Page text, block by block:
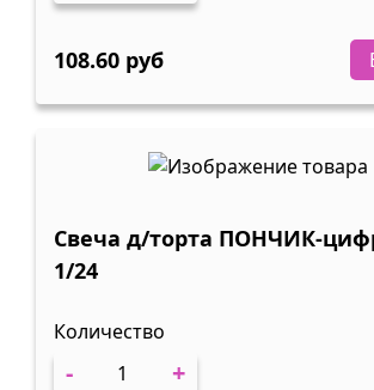
108.60 руб
Свеча д/торта ПОНЧИК-
1/24
Количество
- +